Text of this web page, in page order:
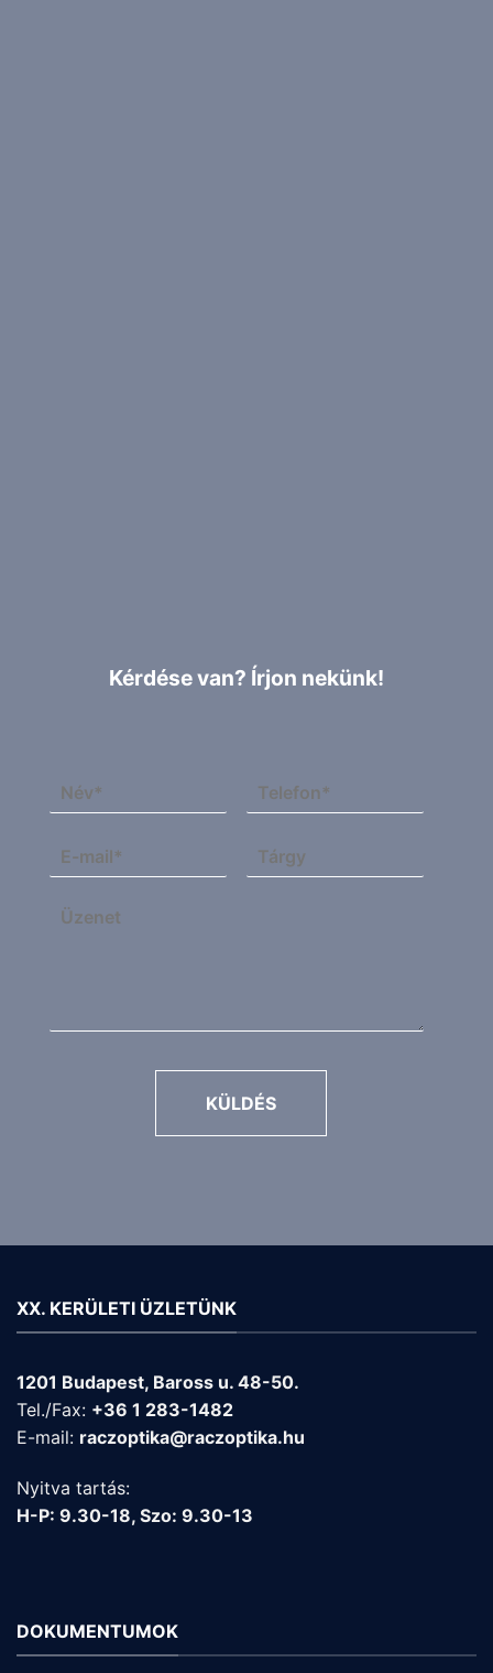
Kérdése van? Írjon nekünk!
KÜLDÉS
XX. KERÜLETI ÜZLETÜNK
1201 Budapest, Baross u. 48-50.
Tel./Fax: +36 1 283-1482
E-mail: raczoptika@raczoptika.hu
Nyitva tartás:
H-P: 9.30-18, Szo: 9.30-13
DOKUMENTUMOK